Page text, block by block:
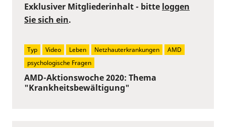
AMD-Aktionswoche 2020: Thema
"Krankheitsbewältigung"
Exklusiver Mitgliederinhalt - bitte loggen
Sie sich ein.
Typ Video Leben Netzhauterkrankungen
AMD
psychologische Fragen